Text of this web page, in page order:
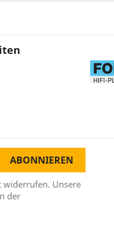
widerrufen. Unsere
der